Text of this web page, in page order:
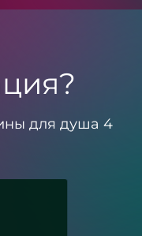
для душа 4